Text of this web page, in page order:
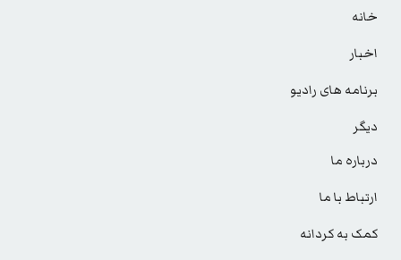
خانه
اخبار
برنامه های رادیو
دیگر
درباره ما
ارتباط با ما
کمک به کردانه